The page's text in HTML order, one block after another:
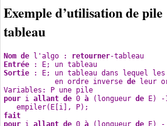
Exemple d’utilisation de
tableau
Nom de l'algo : retourner-tableau
Entrée : E; un tableau
Sortie : E; un tableau dans lequel les
            en ordre inverse
de leur
Variables: P une pile
pour i allant de 0 à (longueur de E) -
   empiler(E[i], P);
fait
pour i allant de 0 à (longueur de E) -